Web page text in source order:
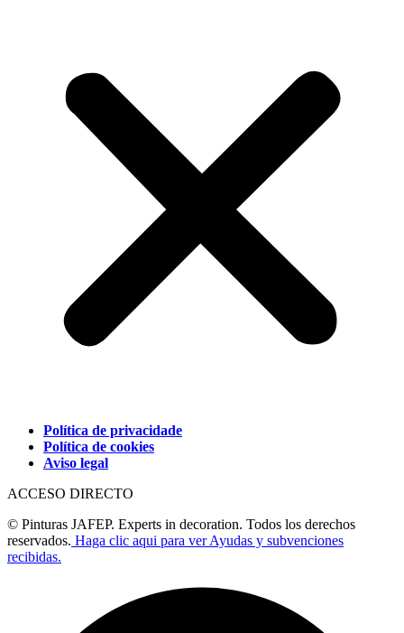
Política de privacidade
Política de cookies
Aviso legal
ACCESO DIRECTO
© Pinturas JAFEP. Experts in decoration. Todos los derechos
reservados. Haga clic aqui para ver Ayudas y subvenciones
recibidas.